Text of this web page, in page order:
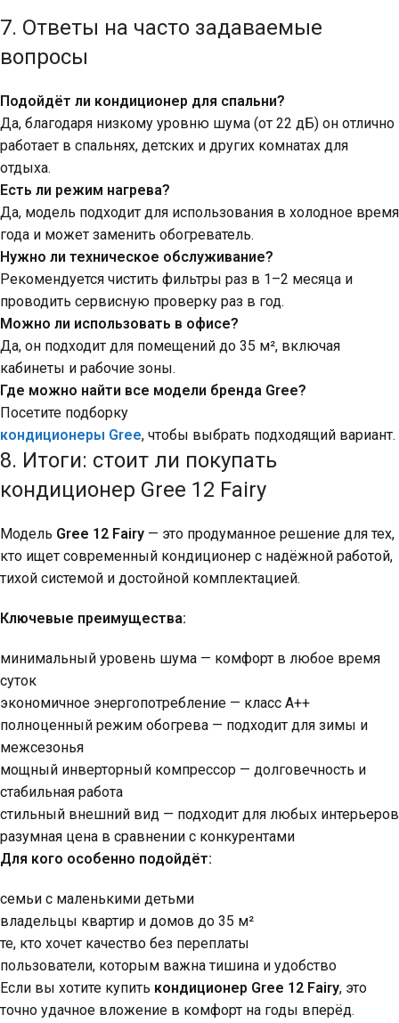
7. Ответы на часто задаваемые
вопросы
Подойдёт ли кондиционер для спальни?
Да, благодаря низкому уровню шума (от 22 дБ) он отлично
работает в спальнях, детских и других комнатах для
отдыха.
Есть ли режим нагрева?
Да, модель подходит для использования в холодное время
года и может заменить обогреватель.
Нужно ли техническое обслуживание?
Рекомендуется чистить фильтры раз в 1–2 месяца и
проводить сервисную проверку раз в год.
Можно ли использовать в офисе?
Да, он подходит для помещений до 35 м², включая
кабинеты и рабочие зоны.
Где можно найти все модели бренда Gree?
Посетите подборку
кондиционеры Gree, чтобы выбрать подходящий вариант.
8. Итоги: стоит ли покупать
кондиционер Gree 12 Fairy
Модель Gree 12 Fairy — это продуманное решение для тех,
кто ищет современный кондиционер с надёжной работой,
тихой системой и достойной комплектацией.
Ключевые преимущества:
минимальный уровень шума — комфорт в любое время
суток
экономичное энергопотребление — класс A++
полноценный режим обогрева — подходит для зимы и
межсезонья
мощный инверторный компрессор — долговечность и
стабильная работа
стильный внешний вид — подходит для любых интерьеров
разумная цена в сравнении с конкурентами
Для кого особенно подойдёт:
семьи с маленькими детьми
владельцы квартир и домов до 35 м²
те, кто хочет качество без переплаты
пользователи, которым важна тишина и удобство
Если вы хотите купить кондиционер Gree 12 Fairy, это
точно удачное вложение в комфорт на годы вперёд.